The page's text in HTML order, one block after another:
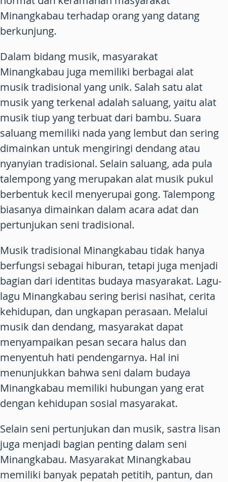
Minangkabau terhadap orang yang datang
berkunjung.
Dalam bidang musik, masyarakat
Minangkabau juga memiliki berbagai alat
musik tradisional yang unik. Salah satu alat
musik yang terkenal adalah saluang, yaitu alat
musik tiup yang terbuat dari bambu. Suara
saluang memiliki nada yang lembut dan sering
dimainkan untuk mengiringi dendang atau
nyanyian tradisional. Selain saluang, ada pula
talempong yang merupakan alat musik pukul
berbentuk kecil menyerupai gong. Talempong
biasanya dimainkan dalam acara adat dan
pertunjukan seni tradisional.
Musik tradisional Minangkabau tidak hanya
berfungsi sebagai hiburan, tetapi juga menjadi
bagian dari identitas budaya masyarakat. Lagu-
lagu Minangkabau sering berisi nasihat, cerita
kehidupan, dan ungkapan perasaan. Melalui
musik dan dendang, masyarakat dapat
menyampaikan pesan secara halus dan
menyentuh hati pendengarnya. Hal ini
menunjukkan bahwa seni dalam budaya
Minangkabau memiliki hubungan yang erat
dengan kehidupan sosial masyarakat.
Selain seni pertunjukan dan musik, sastra lisan
juga menjadi bagian penting dalam seni
Minangkabau. Masyarakat Minangkabau
memiliki banyak pepatah petitih, pantun, dan